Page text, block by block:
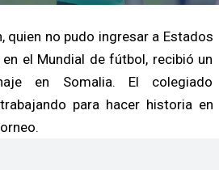
quien no pudo ingresar a Estados
el Mundial de fútbol, recibió un
en Somalia. El colegiado
para hacer historia en